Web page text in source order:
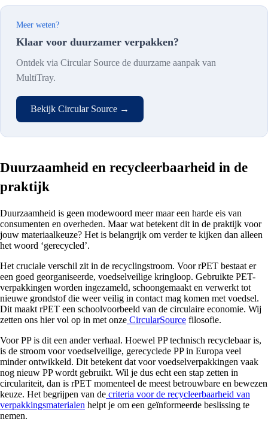
Meer weten?
Klaar voor duurzamer verpakken?
Ontdek via Circular Source de duurzame aanpak van
MultiTray.
Bekijk Circular Source →
Duurzaamheid en recycleerbaarheid in de
praktijk
Duurzaamheid is geen modewoord meer maar een harde eis van
consumenten en overheden. Maar wat betekent dit in de praktijk voor
jouw materiaalkeuze? Het is belangrijk om verder te kijken dan alleen
het woord ‘gerecycled’.
Het cruciale verschil zit in de recyclingstroom. Voor rPET bestaat er
een goed georganiseerde, voedselveilige kringloop. Gebruikte PET-
verpakkingen worden ingezameld, schoongemaakt en verwerkt tot
nieuwe grondstof die weer veilig in contact mag komen met voedsel.
Dit maakt rPET een schoolvoorbeeld van de circulaire economie. Wij
zetten ons hier vol op in met onze CircularSource filosofie.
Voor PP is dit een ander verhaal. Hoewel PP technisch recyclebaar is,
is de stroom voor voedselveilige, gerecyclede PP in Europa veel
minder ontwikkeld. Dit betekent dat voor voedselverpakkingen vaak
nog nieuw PP wordt gebruikt. Wil je dus echt een stap zetten in
circulariteit, dan is rPET momenteel de meest betrouwbare en bewezen
keuze. Het begrijpen van de criteria voor de recycleerbaarheid van
verpakkingsmaterialen helpt je om een geïnformeerde beslissing te
nemen.